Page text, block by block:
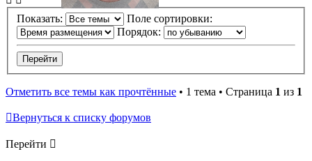
Показать:
Поле сортировки:
Порядок:
Отметить все темы как прочтённые • 1 тема • Страница 1 из 1
Вернуться к списку форумов
Перейти